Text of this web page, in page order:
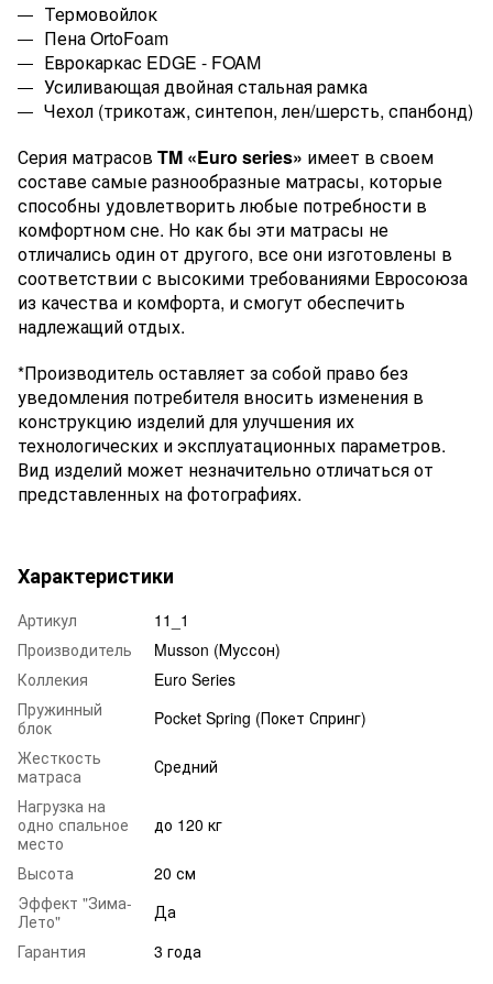
Термовойлок
Пена OrtoFoam
Еврокаркас EDGE - FOAM
Усиливающая двойная стальная рамка
Чехол (трикотаж, синтепон, лен/шерсть, спанбонд)
Серия матрасов TM «Euro series» имеет в своем
составе самые разнообразные матрасы, которые
способны удовлетворить любые потребности в
комфортном сне. Но как бы эти матрасы не
отличались один от другого, все они изготовлены в
соответствии с высокими требованиями Евросоюза
из качества и комфорта, и смогут обеспечить
надлежащий отдых.
*Производитель оставляет за собой право без
уведомления потребителя вносить изменения в
конструкцию изделий для улучшения их
технологических и эксплуатационных параметров.
Вид изделий может незначительно отличаться от
представленных на фотографиях.
Характеристики
Артикул
11_1
Производитель
Musson (Муссон)
Коллекия
Euro Series
Пружинный
блок
Pocket Spring (Покет Спринг)
Жесткость
матраса
Средний
Нагрузка на
одно спальное
место
до 120 кг
Высота
20 см
Эффект "Зима-
Лето"
Да
Гарантия
3 года